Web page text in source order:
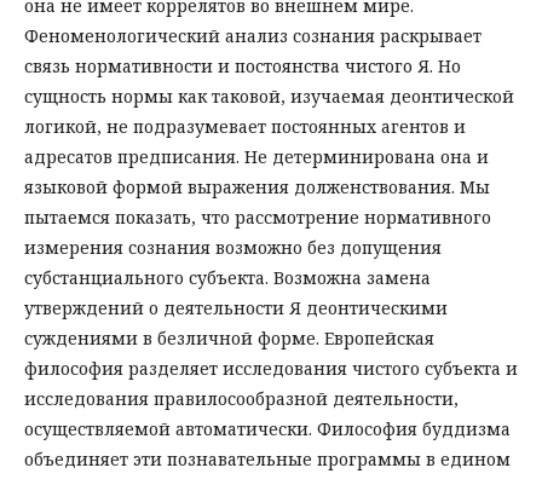
она не имеет коррелятов во внешнем мире.
Феноменологический анализ сознания раскрывает
связь нормативности и постоянства чистого Я. Но
сущность нормы как таковой, изучаемая деонтической
логикой, не подразумевает постоянных агентов и
адресатов предписания. Не детерминирована она и
языковой формой выражения долженствования. Мы
пытаемся показать, что рассмотрение нормативного
измерения сознания возможно без допущения
субстанциального субъекта. Возможна замена
утверждений о деятельности Я деонтическими
суждениями в безличной форме. Европейская
философия разделяет исследования чистого субъекта и
исследования правилосообразной деятельности,
осуществляемой автоматически. Философия буддизма
объединяет эти познавательные программы в едином